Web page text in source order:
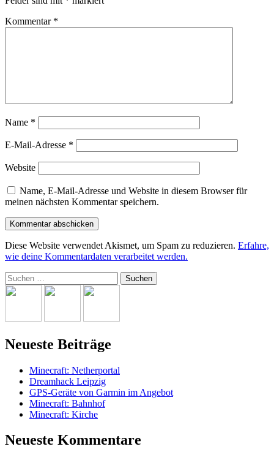
Kommentar *
Name *
E-Mail-Adresse *
Website
Name, E-Mail-Adresse und Website in diesem Browser für
meinen nächsten Kommentar speichern.
Diese Website verwendet Akismet, um Spam zu reduzieren. Erfahre,
wie deine Kommentardaten verarbeitet werden.
Suchen
nach:
Neueste Beiträge
Minecraft: Netherportal
Dreamhack Leipzig
GPS-Geräte von Garmin im Angebot
Minecraft: Bahnhof
Minecraft: Kirche
Neueste Kommentare